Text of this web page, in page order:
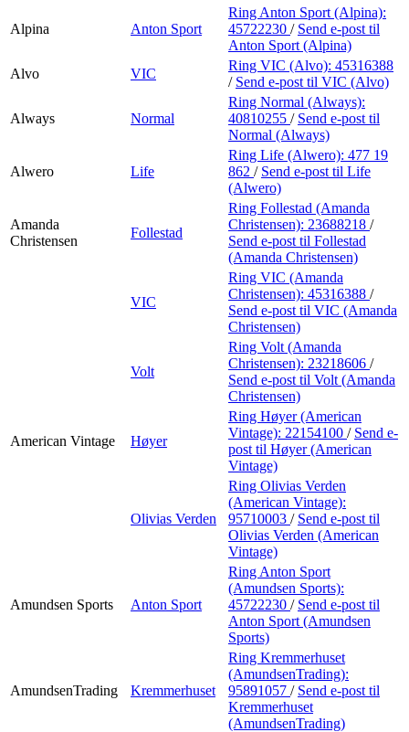
Alpina Anton Sport
Ring Anton Sport (Alpina):
45722230 / Send e-post til
Anton Sport (Alpina)
Alvo
VIC
Ring VIC (Alvo): 45316388
/ Send e-post til VIC (Alvo)
Always Normal
Ring Normal (Always):
40810255 / Send e-post til
Normal (Always)
Alwero Life
Ring Life (Alwero): 477 19
862 / Send e-post til Life
(Alwero)
Amanda
Christensen
Follestad
Ring Follestad (Amanda
Christensen): 23688218 /
Send e-post til Follestad
(Amanda Christensen)
VIC
Ring VIC (Amanda
Christensen): 45316388 /
Send e-post til VIC (Amanda
Christensen)
Volt
Ring Volt (Amanda
Christensen): 23218606 /
Send e-post til Volt (Amanda
Christensen)
American Vintage Høyer
Ring Høyer (American
Vintage): 22154100 / Send e-
post til Høyer (American
Vintage)
Olivias Verden
Ring Olivias Verden
(American Vintage):
95710003 / Send e-post til
Olivias Verden (American
Vintage)
Amundsen Sports Anton Sport
Ring Anton Sport
(Amundsen Sports):
45722230 / Send e-post til
Anton Sport (Amundsen
Sports)
AmundsenTrading Kremmerhuset
Ring Kremmerhuset
(AmundsenTrading):
95891057 / Send e-post til
Kremmerhuset
(AmundsenTrading)